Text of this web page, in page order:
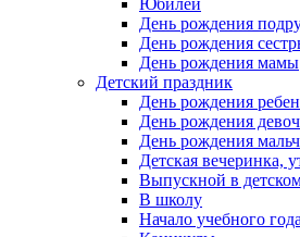
Юбилей
День рождения
День рождения
День рождения мамы
Детский праздник
День рождения
День рождения
День рождения
Детская вечеринка,
Выпускной в
В школу
Начало учебного года